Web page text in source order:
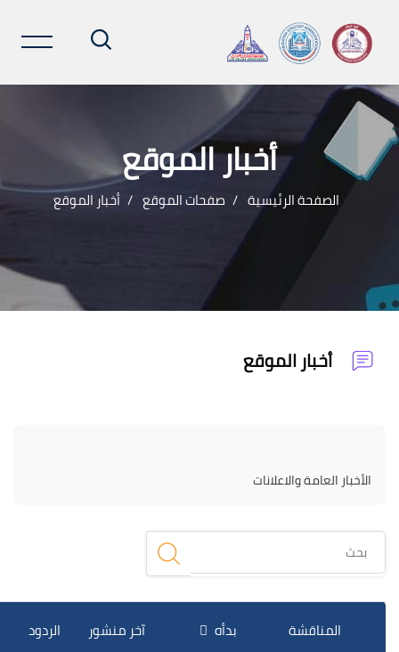
أخبار الموقع
الصفحة الرئيسية صفحات الموقع أخبار الموقع
أخبار الموقع
الأخبار العامة والاعلانات
بحث
قائمة المناقشات. يتم إظهار 2 من 2 مناقشة/مناقشات.
المناقشة بدأه آخر منشور الردود